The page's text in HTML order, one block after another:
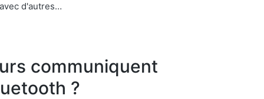
d'autres…
communiquent
?